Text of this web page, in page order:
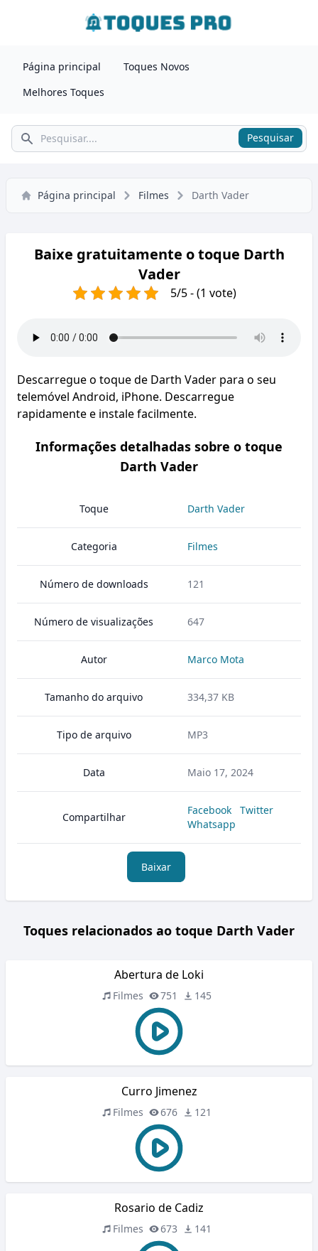
Página principal
Toques Novos
Melhores Toques
Pesquisar Pesquisar
Página principal Filmes Darth Vader
Baixe gratuitamente o toque Darth
Vader
5/5 - (1 vote)
Descarregue o toque de Darth Vader para o seu
telemóvel Android, iPhone. Descarregue
rapidamente e instale facilmente.
Informações detalhadas sobre o toque
Darth Vader
Toque Darth Vader
Categoria Filmes
Número de downloads 121
Número de visualizações 647
Autor Marco Mota
Tamanho do arquivo 334,37 KB
Tipo de arquivo MP3
Data Maio 17, 2024
Compartilhar
Facebook
Twitter
Whatsapp
Baixar
Toques relacionados ao toque Darth Vader
Abertura de Loki
Filmes 751 145
Curro Jimenez
Filmes 676 121
Rosario de Cadiz
Filmes 673 141